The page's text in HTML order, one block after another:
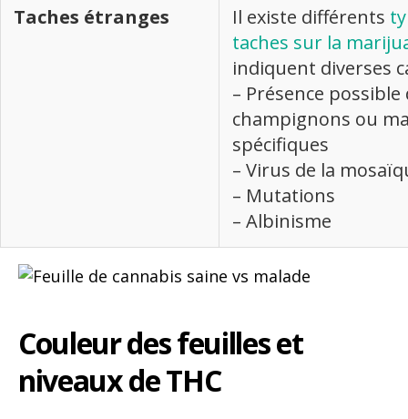
Taches étranges Il existe différents
taches sur la
indiquent diverses
– Présence possible
champignons ou
spécifiques
– Virus de la
– Mutations
– Albinisme
Couleur des feuilles et
niveaux de THC